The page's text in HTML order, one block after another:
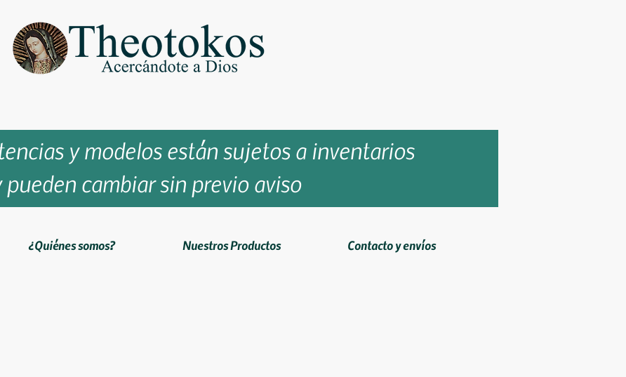
y modelos están sujetos a inventarios
pueden cambiar sin previo aviso
¿Quiénes somos? Nuestros Productos Contacto y envíos